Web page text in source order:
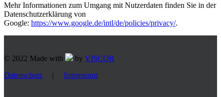
Mehr Informationen zum Umgang mit Nutzerdaten finden Sie in der
Datenschutzerklärung von
Google: https://www.google.de/intl/de/policies/privacy/.
© 2022 Made with by VISCOR
Datenschutz | Impressum